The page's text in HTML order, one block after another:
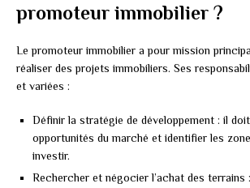
promoteur immobilier ?
Le promoteur immobilier a pour mission
réaliser des projets immobiliers. Ses
et variées :
Définir la stratégie de développement : il
opportunités du marché et identifier les
investir.
Rechercher et négocier l’achat des